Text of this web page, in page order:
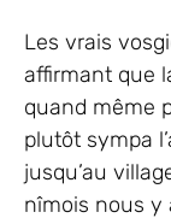
Les vrais
affirmant que
quand même
plutôt sympa
jusqu’au
nîmois nous y